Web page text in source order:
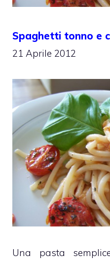
Spaghetti tonno e
21 Aprile 2012
Una pasta